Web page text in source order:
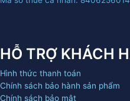
HỖ TRỢ KHÁCH
Hình thức thanh toán
Chính sách bảo hành sản phẩm
Chính sách bảo mật